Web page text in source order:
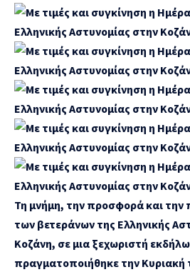
Τη μνήμη, την προσφορά και την
των βετεράνων της Ελληνικής
Κοζάνη, σε μια ξεχωριστή
πραγματοποιήθηκε την Κυριακή